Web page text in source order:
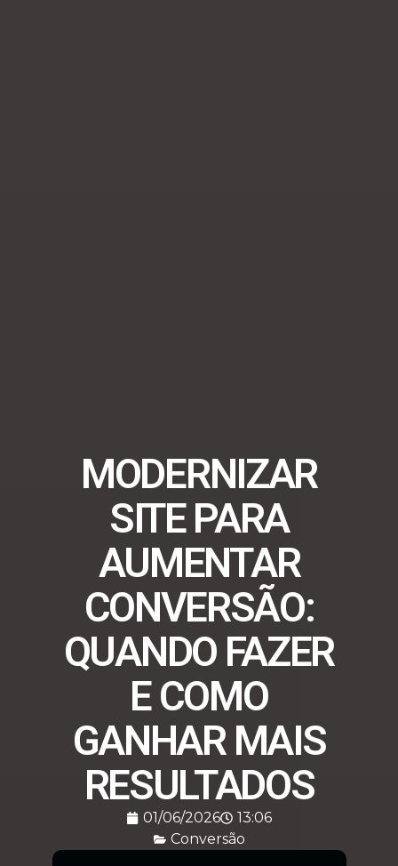
MODERNIZAR
SITE PARA
AUMENTAR
CONVERSÃO:
QUANDO FAZER
E COMO
GANHAR MAIS
RESULTADOS
01/06/2026
13:06
Conversão